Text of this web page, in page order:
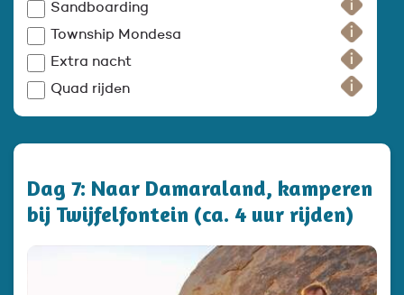
Sandboarding
Township Mondesa
Extra nacht
Quad rijden
Dag 7: Naar Damaraland, kamperen
bij Twijfelfontein (ca. 4 uur rijden)